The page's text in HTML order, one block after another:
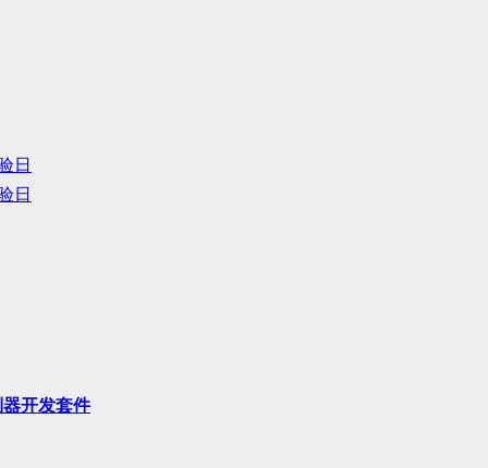
日
日
开发套件